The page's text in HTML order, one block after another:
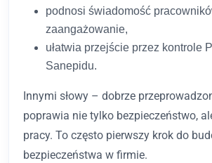
podnosi świadomość
zaangażowanie,
ułatwia przejście przez kontrole
Sanepidu.
Innymi słowy – dobrze
poprawia nie tylko bezpieczeństwo,
pracy. To często pierwszy krok do
bezpieczeństwa w firmie.